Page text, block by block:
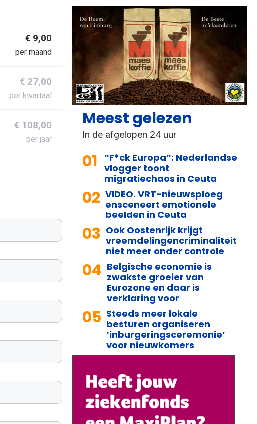
€ 9,00
per maand
€ 27,00
per kwartaal
€ 108,00
per jaar
Meest gelezen
In de afgelopen 24 uur
01 “F*ck Europa”: Nederlandse
vlogger toont
migratiechaos in Ceuta
02 VIDEO. VRT-nieuwsploeg
ensceneert emotionele
beelden in Ceuta
03 Ook Oostenrijk krijgt
vreemdelingencriminaliteit
niet meer onder controle
04 Belgische economie is
zwakste groeier van
Eurozone en daar is
verklaring voor
05 Steeds meer lokale
besturen organiseren
‘inburgeringsceremonie’
voor nieuwkomers